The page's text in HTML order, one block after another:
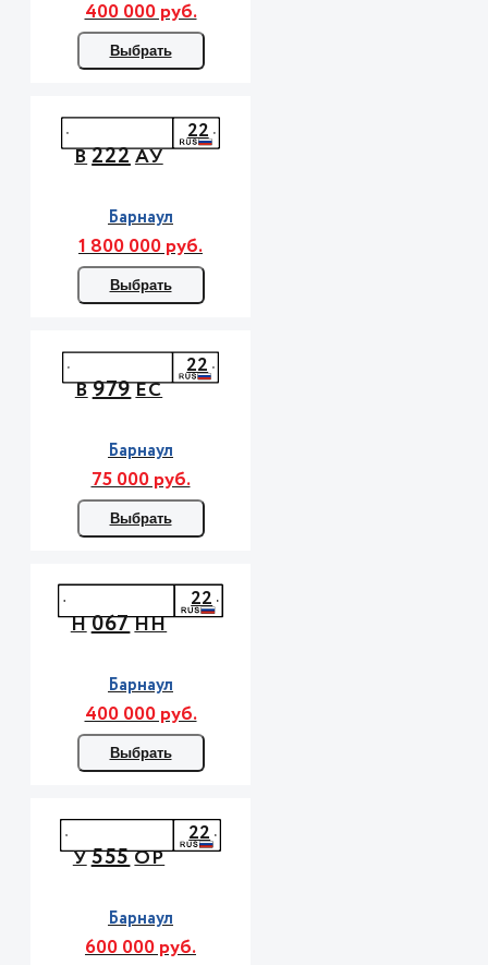
400 000 руб.
Выбрать
В222АУ
22
Барнаул
1 800 000 руб.
Выбрать
В979ЕС
22
Барнаул
75 000 руб.
Выбрать
Н067НН
22
Барнаул
400 000 руб.
Выбрать
У555ОР
22
Барнаул
600 000 руб.